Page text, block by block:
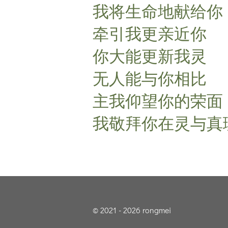
我将生命地献给你
牵引我更亲近你
你大能更新我灵
无人能与你相比
主我仰望你的荣面
我敬拜你在灵与真
© 2021 - 2026 rongmei